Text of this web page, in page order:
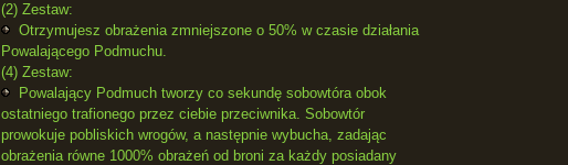
(2) Zestaw:
Otrzymujesz obrażenia zmniejszone o 50% w czasie działania
Powalającego Podmuchu.
(4) Zestaw:
Powalający Podmuch tworzy co sekundę sobowtóra obok
ostatniego trafionego przez ciebie przeciwnika. Sobowtór
prowokuje pobliskich wrogów, a następnie wybucha, zadając
obrażenia równe 1000% obrażeń od broni za każdy posiadany